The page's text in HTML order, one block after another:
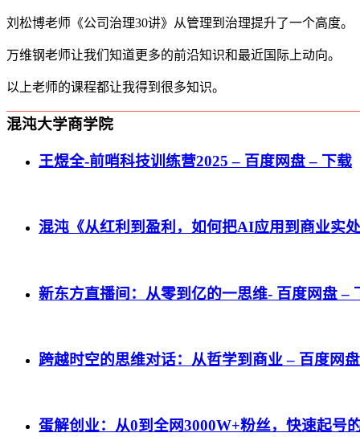
刘松博老师《公司治理30讲》从管理到治理提升了一个高度。
万维钢老师让我们知道更多的前沿知识和最近国际上动向。
以上老师的课程都让我得到很多知识。
混沌大学商学院
王煜全-前哨科技训练营2025 – 百度网盘 – 下载
混沌《从红利到盈利，如何把AI应用到商业实
新东方直播间：从零到亿的一思维- 百度网盘 –
跨越时空的思维对话：从哲学到商业 – 百度网
蛋解创业：从0到全网3000W+粉丝，快速起号